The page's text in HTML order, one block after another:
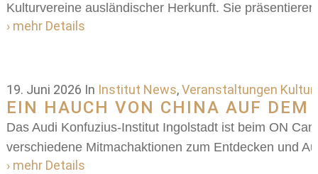
Kulturvereine ausländischer Herkunft. Sie
› mehr Details
19. Juni 2026 In Institut News,Veranstaltungen Kultur
EIN HAUCH VON CHINA AUF DEM
Das Audi Konfuzius-Institut Ingolstadt ist beim ON
verschiedene Mitmachaktionen zum Entdecken und
› mehr Details